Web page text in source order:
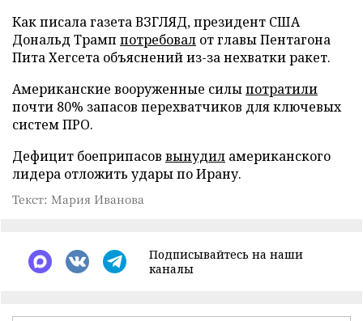
Как писала газета ВЗГЛЯД, президент США
Дональд Трамп потребовал от главы Пентагона
Пита Хегсета объяснений из-за нехватки ракет.
Американские вооруженные силыпотратили
почти 80% запасов перехватчиков для ключевых
систем ПРО.
Дефицит боеприпасов вынудил американского
лидера отложить удары по Ирану.
Текст: Мария Иванова
Подписывайтесь на наши
каналы